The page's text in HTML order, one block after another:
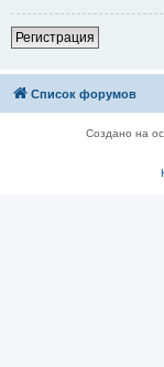
Регистрация
Список форумов
Создано на